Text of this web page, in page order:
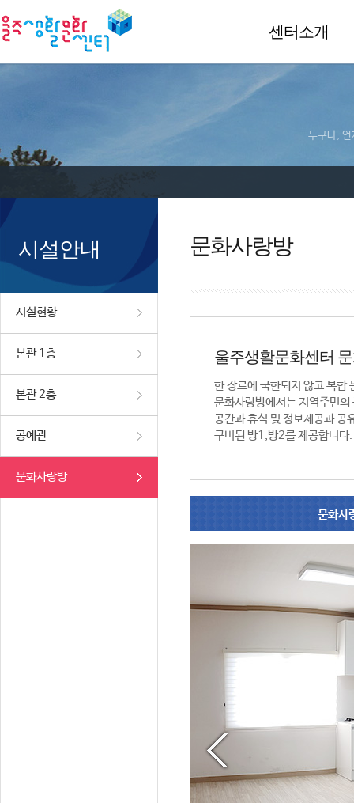
센터소개
누구나, 언
시설안내
시설현황
본관 1층
본관 2층
공예관
문화사랑방
문화사랑방
울주생활문화센터
한 장르에 국한되지 않고 복합
문화사랑방에서는 지역주민
공간과 휴식 및 정보제공과 공
구비된 방1,방2를 제공합니다.
문화사